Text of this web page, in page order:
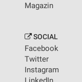
Magazin
SOCIAL
Facebook
Twitter
Instagram